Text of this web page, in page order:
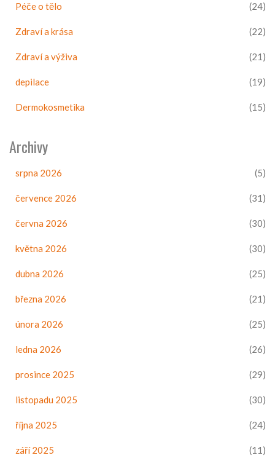
Péče o tělo (24)
Zdraví a krása (22)
Zdraví a výživa (21)
depilace (19)
Dermokosmetika (15)
Archivy
srpna 2026 (5)
července 2026 (31)
června 2026 (30)
května 2026 (30)
dubna 2026 (25)
března 2026 (21)
února 2026 (25)
ledna 2026 (26)
prosince 2025 (29)
listopadu 2025 (30)
října 2025 (24)
září 2025 (11)